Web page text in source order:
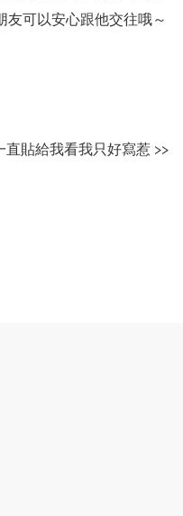
友可以安心跟他交往哦～
直貼給我看我只好寫惹 >>